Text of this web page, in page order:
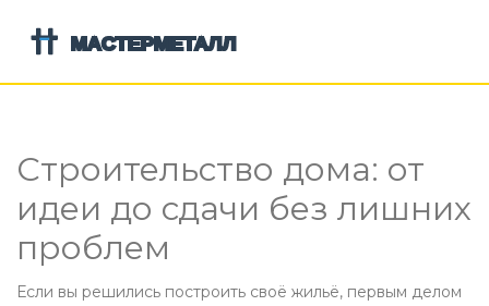
Строительство дома: от
идеи до сдачи без лишних
проблем
Если вы решились построить своё жильё, первым делом